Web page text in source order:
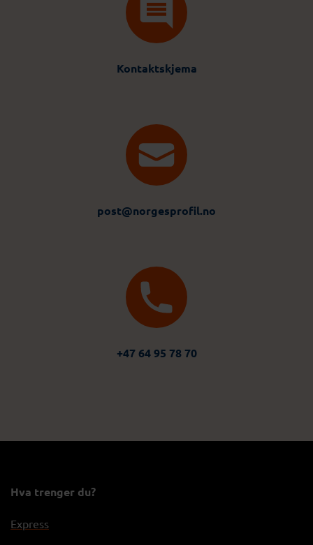
Kontaktskjema
post@norgesprofil.no
+47 64 95 78 70
Hva trenger du?
Express